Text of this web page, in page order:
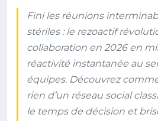
Fini les réunions
stériles : le rezoactif
collaboration en 2026 en
réactivité instantanée au
équipes. Découvrez
rien d’un réseau social
le temps de décision et